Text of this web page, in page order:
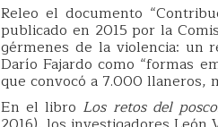
Releo el documento
publicado en 2015 por la
gérmenes de la violencia: un
Darío Fajardo como “formas
que convocó a 7.000 llaneros,
En el libro Los retos del